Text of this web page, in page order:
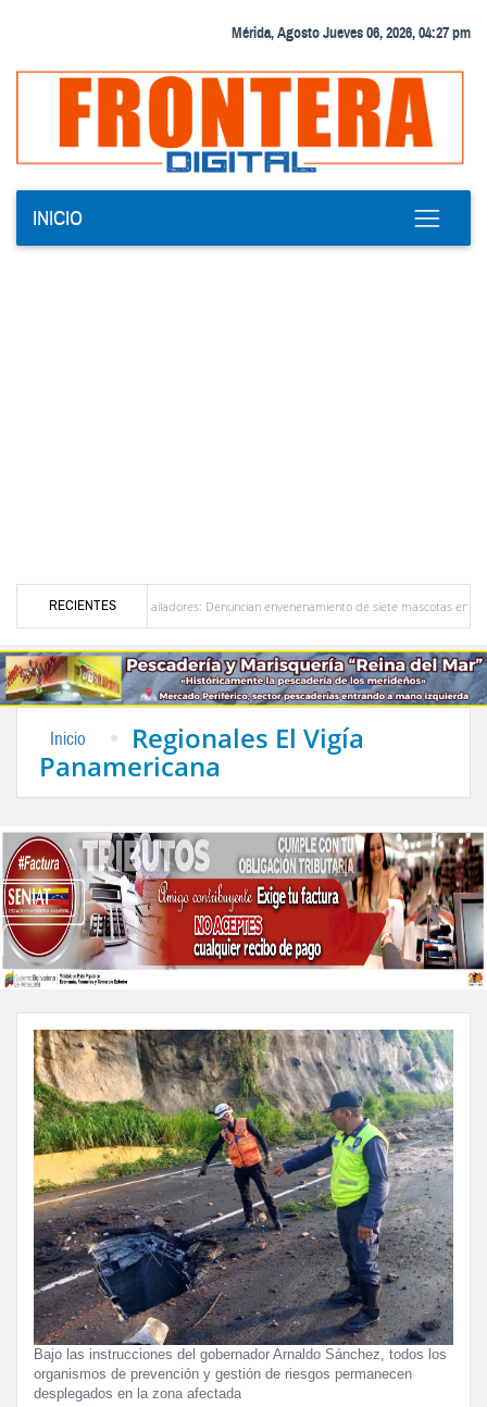
Mérida, Agosto Jueves 06, 2026, 04:27 pm
INICIO
RECIENTES
Alerta en Bailadores: Denuncian envenenamiento de siete mascotas en El Rincón de La
Inicio Regionales El Vigía
Panamericana
Bajo las instrucciones del gobernador Arnaldo Sánchez, todos los
organismos de prevención y gestión de riesgos permanecen
desplegados en la zona afectada